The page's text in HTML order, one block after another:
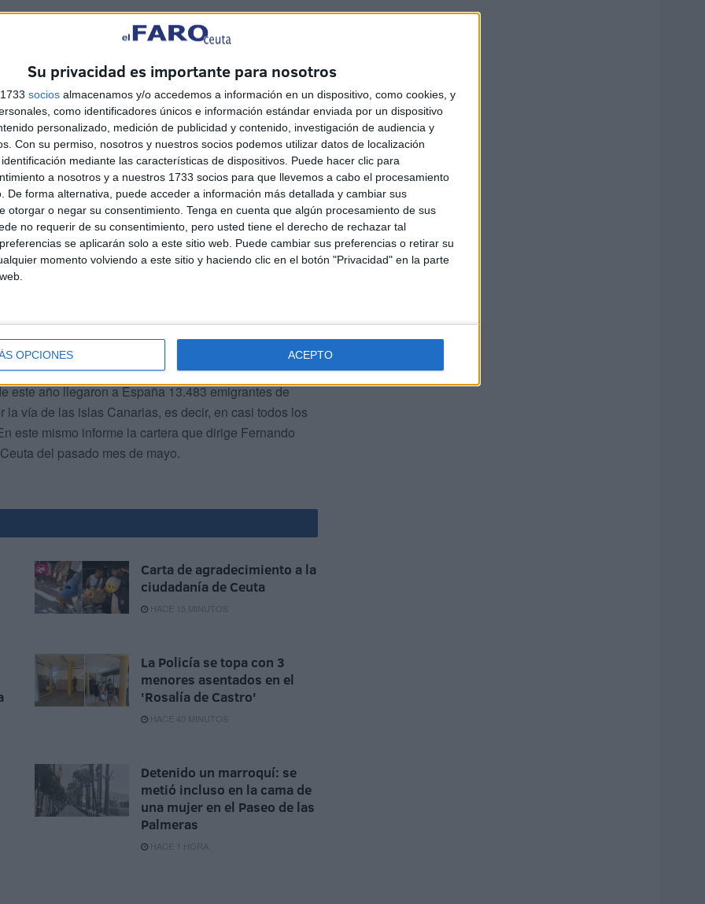
Su privacidad es importante para nosotros
socios almacenamos y/o accedemos a información en un dispositivo, como cookies, y
como identificadores únicos e información estándar enviada por un dispositivo
personalizado, medición de publicidad y contenido, investigación de audiencia y
Con su permiso, nosotros y nuestros socios podemos utilizar datos de localización
mediante las características de dispositivos. Puede hacer clic para
a nosotros y a nuestros 1733 socios para que llevemos a cabo el procesamiento
De forma alternativa, puede acceder a información más detallada y cambiar sus
otorgar o negar su consentimiento. Tenga en cuenta que algún procesamiento de sus
no requerir de su consentimiento, pero usted tiene el derecho de rechazar tal
se aplicarán solo a este sitio web. Puede cambiar sus preferencias o retirar su
momento volviendo a este sitio y haciendo clic en el botón "Privacidad" en la parte
OPCIONES ACEPTO
en la pasada década
de regularización de emigrantes que
solicitantes, pero durante los meses de pandemia y
trabajo y su derecho a residencia, sin que el gobierno
para con ellos.
el ministerio del Interior español publicó en su
este año llegaron a España 13.483 emigrantes de
vía de las islas Canarias, es decir, en casi todos los
este mismo informe la cartera que dirige Fernando
del pasado mes de mayo.
Carta de agradecimiento a la
ciudadanía de Ceuta
HACE 15 MINUTOS
La Policía se topa con 3
menores asentados en el
'Rosalía de Castro'
HACE 40 MINUTOS
Detenido un marroquí: se
metió incluso en la cama de
una mujer en el Paseo de las
Palmeras
HACE 1 HORA